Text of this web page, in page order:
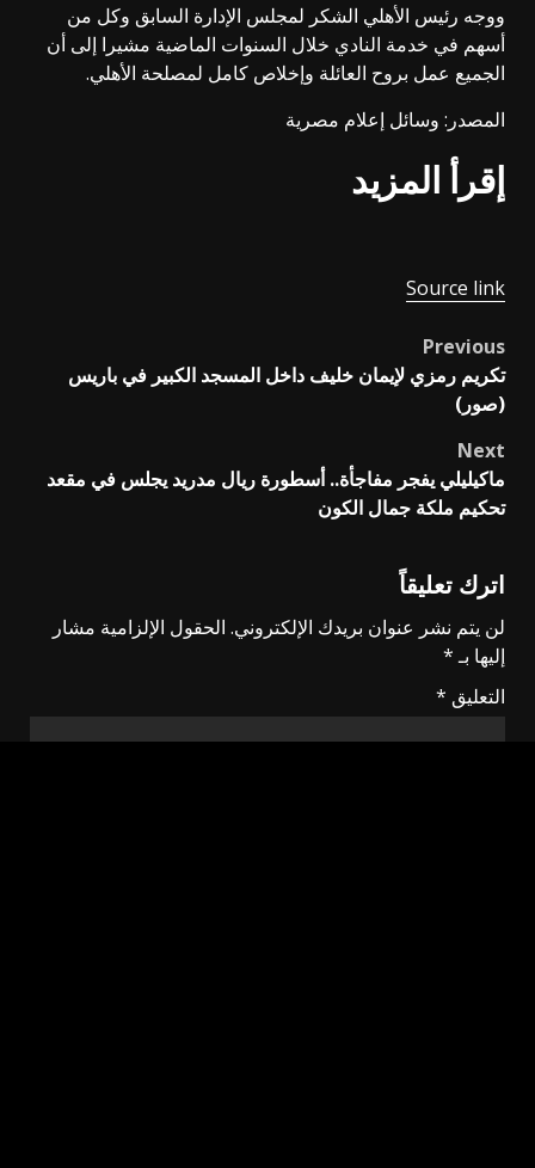
ووجه رئيس الأهلي الشكر لمجلس الإدارة السابق وكل من
أسهم في خدمة النادي خلال السنوات الماضية مشيرا إلى أن
الجميع عمل بروح العائلة وإخلاص كامل لمصلحة الأهلي.
المصدر: وسائل إعلام مصرية
إقرأ المزيد
Source link
Post
navigation
Previous
تكريم رمزي لإيمان خليف داخل المسجد الكبير في باريس
(صور)
Next
ماكيليلي يفجر مفاجأة.. أسطورة ريال مدريد يجلس في مقعد
تحكيم ملكة جمال الكون
اترك تعليقاً
لن يتم نشر عنوان بريدك الإلكتروني. الحقول الإلزامية مشار
إليها بـ*
التعليق *